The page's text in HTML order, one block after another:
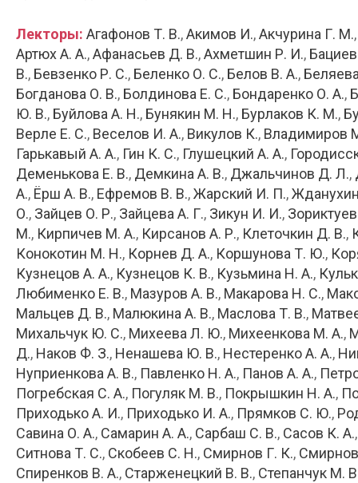
Лекторы: Агафонов Т. В. Акимов И. Акчурина Г. М.
Артюх А. А. Афанасьев Д. В. Ахметшин Р. И.
В. Бевзенко Р. С. Беленко О. С. Белов В. А.
Богданова О. В. Болдинова Е. С. Бондаренко О. А.
Ю. В. Буйлова А. Н. Бунякин М. Н. Бурлаков К. М.
Верле Е. С. Веселов И. А. Викулов К. Владимиров
Гарькавый А. А. Гин К. С. Глушецкий А. А.
Деменькова Е. В. Демкина А. В. Джальчинов Д. Л.
А. Ёрш А. В. Ефремов В. В. Жарский И. П.
О. Зайцев О. Р. Зайцева А. Г. Зикун И. И.
М. Кирпичев М. А. Кирсанов А. Р. Клеточкин Д. В.
Конокотин М. Н. Корнев Д. А. Коршунова Т. Ю.
Кузнецов А. А. Кузнецов К. В. Кузьмина Н. А.
Любименко Е. В. Мазуров А. В. Макарова Н. С.
Мальцев Д. В. Малюкина А. В. Маслова Т. В.
Михальчук Ю. С. Михеева Л. Ю. Михеенкова М. А.
Д. Наков Ф. З. Ненашева Ю. В. Нестеренко А. А.
Нуприенкова А. В. Павленко Н. А. Панов А. А.
Погребская С. А. Погуляк М. В. Покрышкин Н. А.
Приходько А. И. Приходько И. А. Прямков С. Ю.
Савина О. А. Самарин А. А. Сарбаш С. В. Сасов К. А.
Ситнова Т. С. Скобеев С. Н. Смирнов Г. К.
Спиренков В. А. Старженецкий В. В. Степанчук М.